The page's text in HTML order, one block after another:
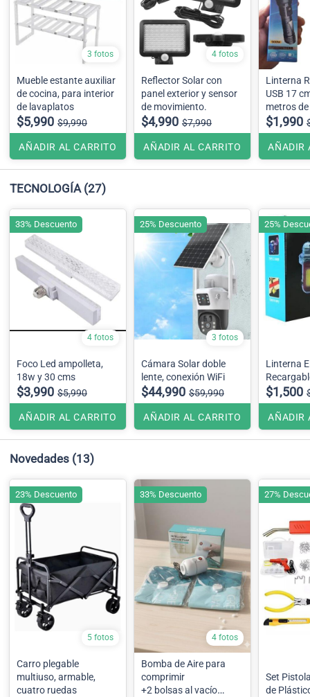
3 fotos
Mueble estante auxiliar
de cocina, para interior
de lavaplatos
$5,990 $9,990
AÑADIR AL CARRITO
4 fotos
Reflector Solar con
panel exterior y sensor
de movimiento.
$4,990 $7,990
AÑADIR AL CARRITO
Linterna
USB 17
metros
luz de
$1,990
AÑADIR
TECNOLOGÍA (27)
4 fotos
Foco Led ampolleta,
18w y 30 cms
$3,990 $5,990
AÑADIR AL CARRITO
33% Descuento
3 fotos
Cámara Solar doble
lente, conexión WiFi
$44,990 $59,990
AÑADIR AL CARRITO
25% Descuento
Linterna
$1,500
AÑADIR
25%
Novedades (13)
5 fotos
Carro plegable
multiuso, armable,
cuatro ruedas
23% Descuento
4 fotos
Bomba de Aire para
comprimir
+2 bolsas al vacío
33% Descuento
Set
de
27%